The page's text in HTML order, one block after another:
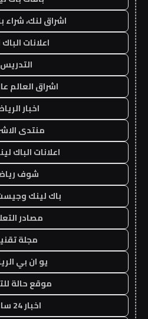
اشراق لنك، شراء
اعلانات
التدريس
اشراق العالم
اخبار
منتدى
اعلانات الباك لينك
شوف
باك لينك
مصادر
مجلة
يو ان بي
موقع حالة
اخبار 24 ساعة